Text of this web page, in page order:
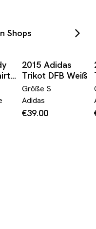
Shops
2015 Adidas
Trikot DFB Weiß
Größe S
Adidas
€39.00